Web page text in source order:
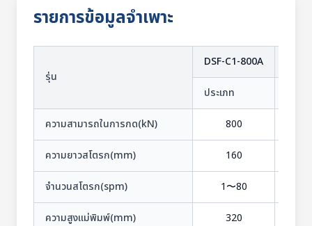
รายการข้อมูลจำเพาะ
รุ่น
DSF-C1-800A
ประเภท
ความสามารถในการกด(kN) 800
ความยาวสโตรก(mm) 160
จำนวนสโตรก(spm) 1〜80
ความสูงแม่พิมพ์(mm) 320